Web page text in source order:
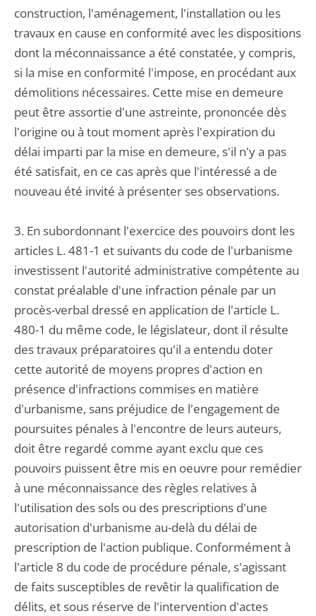
construction, l'aménagement, l'installation ou les
travaux en cause en conformité avec les dispositions
dont la méconnaissance a été constatée, y compris,
si la mise en conformité l'impose, en procédant aux
démolitions nécessaires. Cette mise en demeure
peut être assortie d'une astreinte, prononcée dès
l'origine ou à tout moment après l'expiration du
délai imparti par la mise en demeure, s'il n'y a pas
été satisfait, en ce cas après que l'intéressé a de
nouveau été invité à présenter ses observations.
3. En subordonnant l'exercice des pouvoirs dont les
articles L. 481-1 et suivants du code de l'urbanisme
investissent l'autorité administrative compétente au
constat préalable d'une infraction pénale par un
procès-verbal dressé en application de l'article L.
480-1 du même code, le législateur, dont il résulte
des travaux préparatoires qu'il a entendu doter
cette autorité de moyens propres d'action en
présence d'infractions commises en matière
d'urbanisme, sans préjudice de l'engagement de
poursuites pénales à l'encontre de leurs auteurs,
doit être regardé comme ayant exclu que ces
pouvoirs puissent être mis en oeuvre pour remédier
à une méconnaissance des règles relatives à
l'utilisation des sols ou des prescriptions d'une
autorisation d'urbanisme au-delà du délai de
prescription de l'action publique. Conformément à
l'article 8 du code de procédure pénale, s'agissant
de faits susceptibles de revêtir la qualification de
délits, et sous réserve de l'intervention d'actes